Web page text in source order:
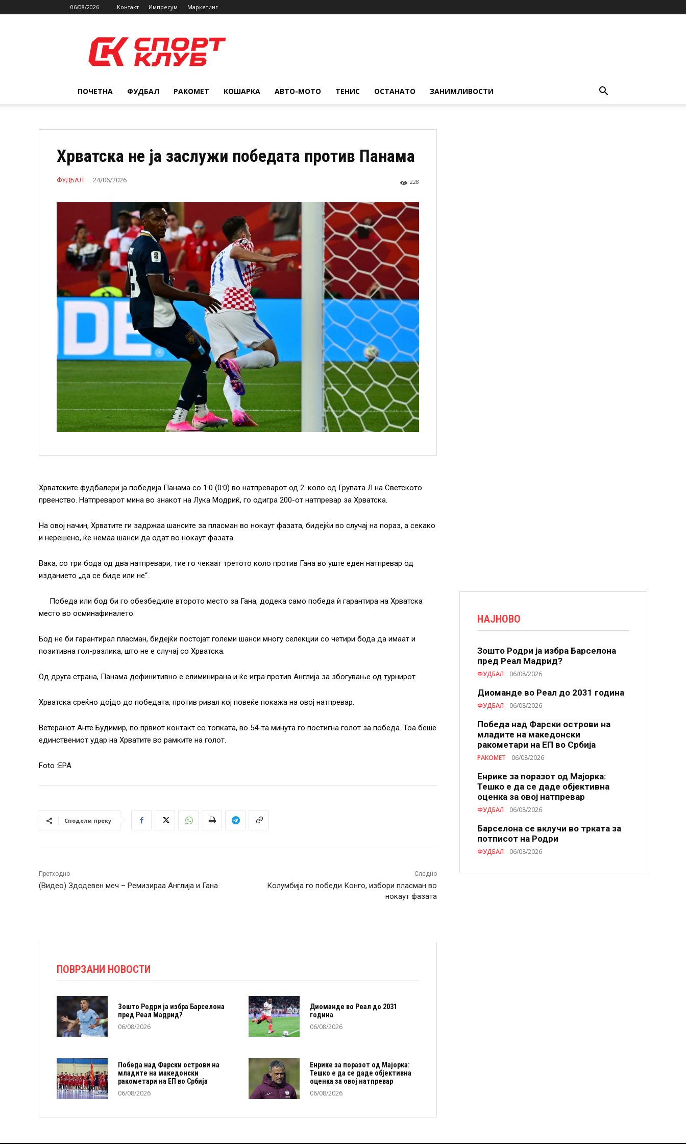
06/08/2026 Контакт Импресум Маркетинг
ПОЧЕТНА ФУДБАЛ РАКОМЕТ КОШАРКА АВТО-МОТО ТЕНИС ОСТАНАТО ЗАНИМЛИВОСТИ
Хрватска не ја заслужи победата против Панама
ФУДБАЛ 24/06/2026 228
Хрватските фудбалери ја победија Панама со 1:0 (0:0) во натпреварот од 2. коло од Групата Л на Светското
првенство. Натпреварот мина во знакот на Лука Модриќ, го одигра 200-от натпревар за Хрватска.
На овој начин, Хрватите ги задржаа шансите за пласман во нокаут фазата, бидејќи во случај на пораз, а секако
и нерешено, ќе немаа шанси да одат во нокаут фазата.
Вака, со три бода од два натпревари, тие го чекаат третото коло против Гана во уште еден натпревар од
изданието „да се биде или не“.
Победа или бод би го обезбедиле второто место за Гана, додека само победа ѝ гарантира на Хрватска
место во осминафиналето.
Бод не би гарантирал пласман, бидејќи постојат големи шанси многу селекции со четири бода да имаат и
позитивна гол-разлика, што не е случај со Хрватска.
Од друга страна, Панама дефинитивно е елиминирана и ќе игра против Англија за збогување од турнирот.
Хрватска среќно дојдо до победата, против ривал кој повеќе покажа на овој натпревар.
Ветеранот Анте Будимир, по првиот контакт со топката, во 54-та минута го постигна голот за победа. Тоа беше
единствениот удар на Хрватите во рамките на голот.
Foto :EPA
Сподели преку
Претходно
(Видео) Здодевен меч – Ремизираа Англија и Гана
Следно
Колумбија го победи Конго, избори пласман во
нокаут фазата
ПОВРЗАНИ НОВОСТИ
Зошто Родри ја избра Барселона
пред Реал Мадрид?
06/08/2026
Диоманде во Реал до 2031
година
06/08/2026
Победа над Фарски острови на
младите на македонски
ракометари на ЕП во Србија
06/08/2026
Енрике за поразот од Мајорка:
Тешко е да се даде објективна
оценка за овој натпревар
06/08/2026
НАЈНОВО
Зошто Родри ја избра Барселона
пред Реал Мадрид?
ФУДБАЛ 06/08/2026
Диоманде во Реал до 2031 година
ФУДБАЛ 06/08/2026
Победа над Фарски острови на
младите на македонски
ракометари на ЕП во Србија
РАКОМЕТ 06/08/2026
Енрике за поразот од Мајорка:
Тешко е да се даде објективна
оценка за овој натпревар
ФУДБАЛ 06/08/2026
Барселона се вклучи во трката за
потписот на Родри
ФУДБАЛ 06/08/2026